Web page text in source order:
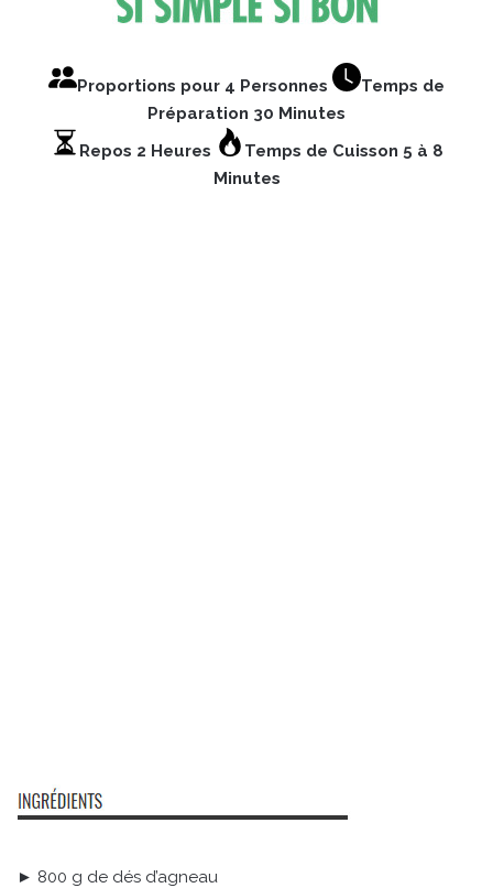
Proportions pour 4 Personnes
Temps de
Préparation 30 Minutes
Repos 2 Heures
Temps de Cuisson 5 à 8
Minutes
► 800 g de dés d’agneau